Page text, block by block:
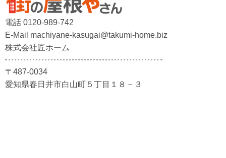
電話 0120-989-742
E-Mail machiyane-kasugai@takumi-home.biz
株式会社匠ホーム
〒487-0034
愛知県春日井市白山町５丁目１８－３